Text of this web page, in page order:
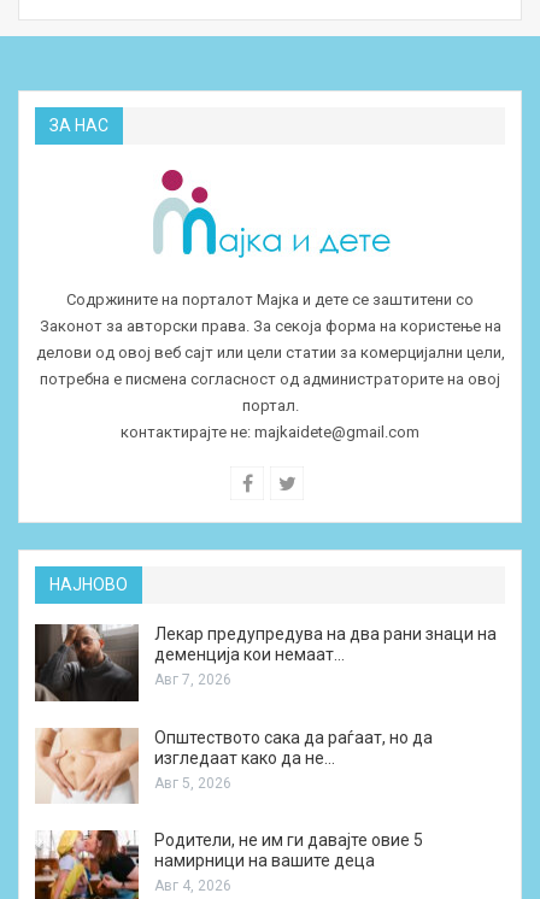
ЗА НАС
Содржините на порталот Мајка и дете се заштитени со
Законот за авторски права. За секоја форма на користење на
делови од овој веб сајт или цели статии за комерцијални цели,
потребна е писмена согласност од администраторите на овој
портал.
контактирајте не: majkaidete@gmail.com
НАЈНОВО
Лекар предупредува на два рани знаци на
деменција кои немаат…
Авг 7, 2026
Општеството сака да раѓаат, но да
изгледаат како да не…
Авг 5, 2026
Родители, не им ги давајте овие 5
намирници на вашите деца
Авг 4, 2026